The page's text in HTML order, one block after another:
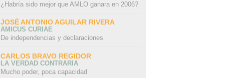
¿Habría sido mejor que AMLO ganara en 2006?
JOSÉ ANTONIO AGUILAR RIVERA
AMICUS CURIAE
De independencias y declaraciones
CARLOS BRAVO REGIDOR
LA VERDAD CONTRARIA
Mucho poder, poca capacidad